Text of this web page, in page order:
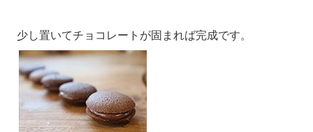
少し置いてチョコレートが固まれば完成です。